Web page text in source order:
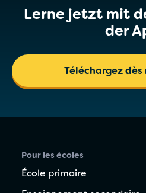
Lerne jetzt mit
der
Téléchargez
Pour les écoles
École primaire